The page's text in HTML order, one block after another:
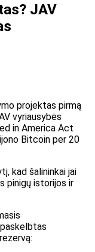
JAV
projektas pirmą
vyriausybės
in America Act
Bitcoin per 20
kad šalininkai jai
pinigų istorijos ir